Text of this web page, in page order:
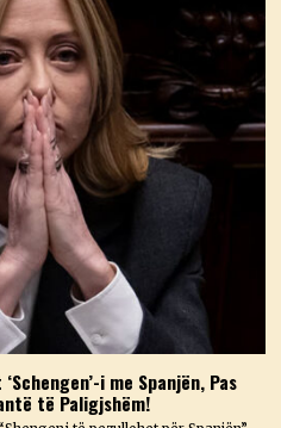
i me Spanjën, Pas
të Paligjshëm!